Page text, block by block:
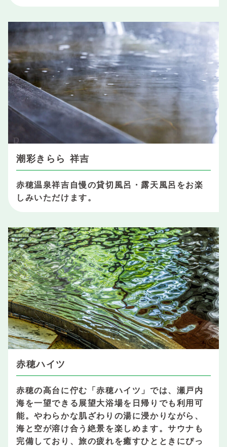
潮彩きらら 祥吉
赤穂温泉祥吉自慢の貸切風呂・露天風呂をお楽
しみいただけます。
赤穂ハイツ
赤穂の高台に佇む「赤穂ハイツ」では、瀬戸内
海を一望できる展望大浴場を日帰りでも利用可
能。やわらかな肌ざわりの湯に浸かりながら、
海と空が溶け合う絶景を楽しめます。サウナも
完備しており、旅の疲れを癒すひとときにぴっ